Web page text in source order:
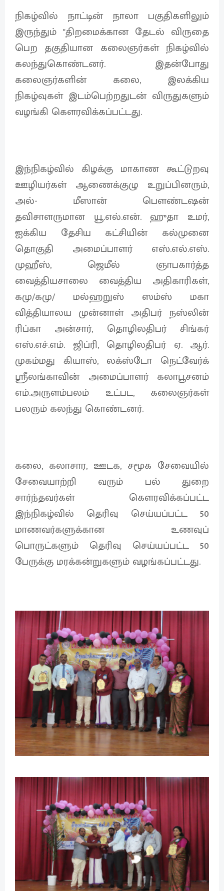
நிகழ்வில் நாட்டின் நாலா பகுதிகளிலும்
இருந்தும் "திறமைக்கான தேடல் விருதை
பெற தகுதியான கலைஞர்கள் நிகழ்வில்
கலந்துகொண்டனர். இதன்போது
கலைஞர்களின் கலை, இலக்கிய
நிகழ்வுகள் இடம்பெற்றதுடன் விருதுகளும்
வழங்கி கௌரவிக்கப்பட்டது.
இந்நிகழ்வில் கிழக்கு மாகாண கூட்டுறவு
ஊழியர்கள் ஆணைக்குழு உறுப்பினரும்,
அல்- மீஸான் பௌண்டஷன்
தவிசாளருமான யூ.எல்.என். ஹுதா உமர்,
ஐக்கிய தேசிய கட்சியின் கல்முனை
தொகுதி அமைப்பாளர் எஸ்.எல்.எஸ்.
முஹீஸ், ஜெமீல் ஞாபகார்த்த
வைத்தியசாலை வைத்திய அதிகாரிகள்,
கமு/கமு/ மல்ஹறுஸ் ஸம்ஸ் மகா
வித்தியாலய முன்னாள் அதிபர் நஸ்லின்
ரிப்கா அன்சார், தொழிலதிபர் சிங்கர்
எஸ்.எச்.எம். ஜிப்ரி, தொழிலதிபர் ஏ. ஆர்.
முகம்மது கியாஸ், லக்ஸ்டோ நெட்வேர்க்
ஸ்ரீலங்காவின் அமைப்பாளர் கலாபூசனம்
எம்.அருளம்பலம் உட்பட, கலைஞர்கள்
பலரும் கலந்து கொண்டனர்.
கலை, கலாசார, ஊடக, சமூக சேவையில்
சேவையாற்றி வரும் பல் துறை
சார்ந்தவர்கள் கௌரவிக்கப்பட்ட
இந்நிகழ்வில் தெரிவு செய்யப்பட்ட 50
மாணவர்களுக்கான உணவுப்
பொருட்களும் தெரிவு செய்யப்பட்ட 50
பேருக்கு மரக்கன்றுகளும் வழங்கப்பட்டது.